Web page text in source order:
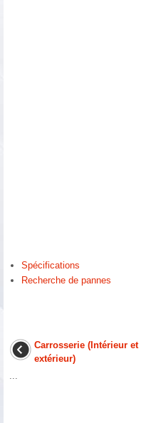
Spécifications
Recherche de pannes
Carrosserie (Intérieur et
extérieur)
...